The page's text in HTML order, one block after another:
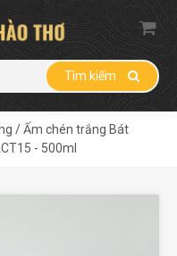
Tìm kiếm
/Ấm chén trắng Bát
- 500ml